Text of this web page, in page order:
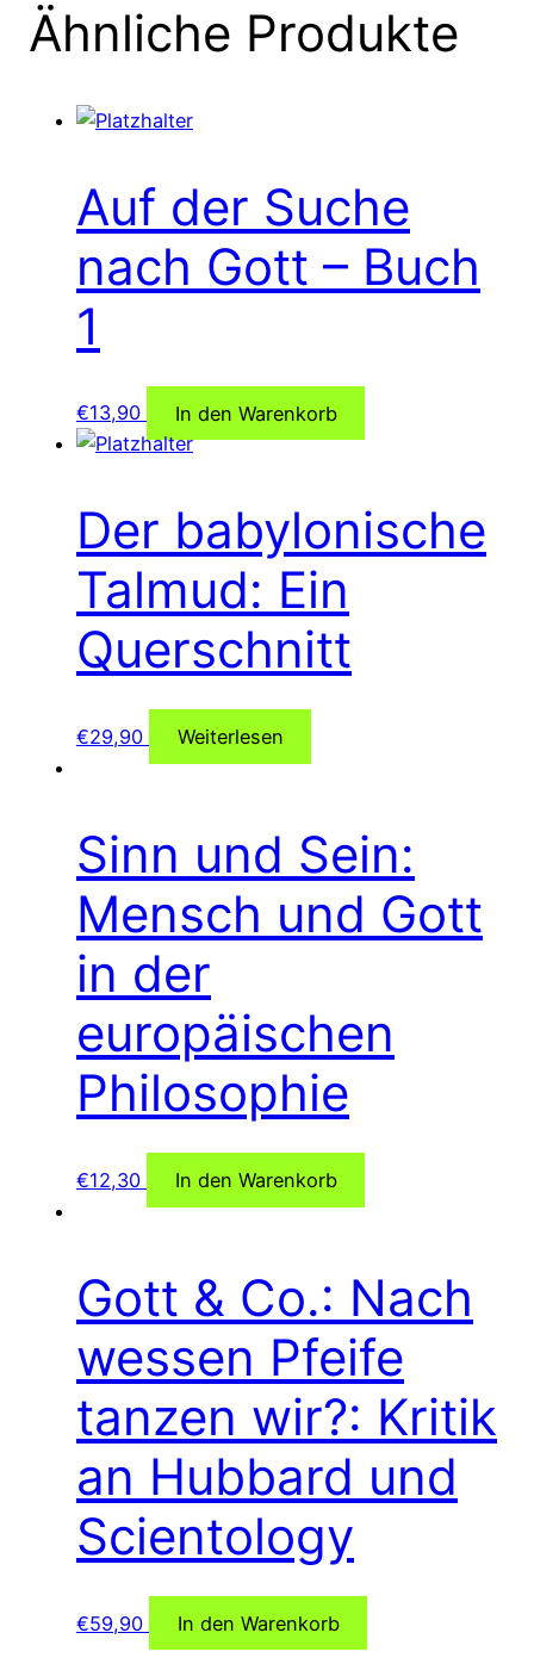
Ähnliche Produkte
Auf der Suche
nach Gott – Buch
1
€13,90 In den Warenkorb
Der babylonische
Talmud: Ein
Querschnitt
€29,90 Weiterlesen
Sinn und Sein:
Mensch und Gott
in der
europäischen
Philosophie
€12,30 In den Warenkorb
Gott & Co.: Nach
wessen Pfeife
tanzen wir?: Kritik
an Hubbard und
Scientology
€59,90 In den Warenkorb